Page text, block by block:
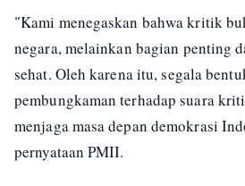
"Kami menegaskan bahwa kritik
negara, melainkan bagian penting
sehat. Oleh karena itu, segala
pembungkaman terhadap suara
menjaga masa depan demokrasi
pernyataan PMII.